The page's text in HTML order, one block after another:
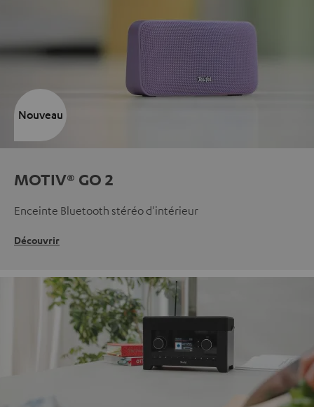
MOTIV® GO 2
Enceinte Bluetooth stéréo d'intérieur
Découvrir
Nouveau